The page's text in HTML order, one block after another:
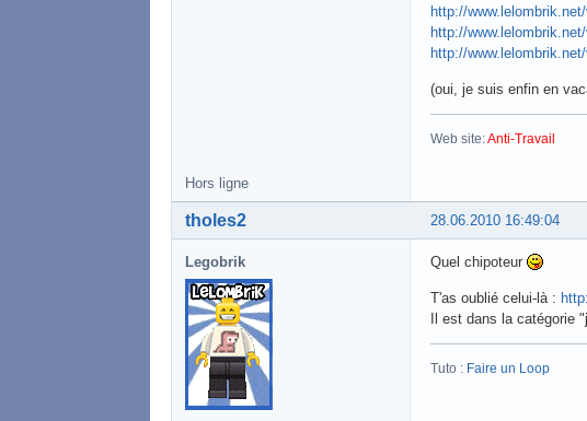
http://
http://
http://
(oui, je suis enfin en
Web site:Anti-Travail
Hors ligne
28.06.2010 16:49:04
tholes2
Legobrik Quel chipoteur
T'as oublié celui-là :
Il est dans la catégorie
Tuto : Faire un Loop